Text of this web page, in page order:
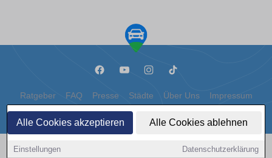
Alle Cookies akzeptieren Alle Cookies ablehnen
Einstellungen Datenschutzerklärung
Ratgeber FAQ Presse Städte Über Uns Impressum
Datenschutz Cookies
Copyright © 2000 - 2026 | 1A Infosysteme GmbH | Content by: 1a-sites-autos